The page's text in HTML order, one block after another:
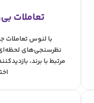
تعاملات
با لنوس تعاملات
نظرسنجی‌های
مرتبط با برند،